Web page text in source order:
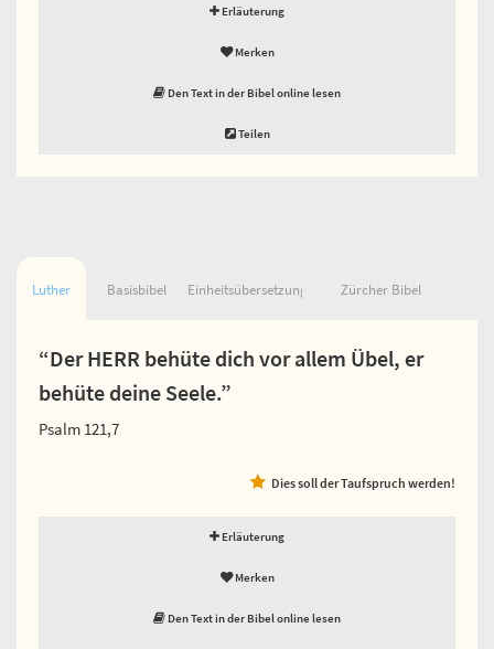
Erläuterung
Merken
Den Text in der Bibel online lesen
Teilen
Luther Basisbibel Einheitsübersetzung Zürcher Bibel
“Der HERR behüte dich vor allem Übel, er
behüte deine Seele.”
Psalm 121,7
Dies soll der Taufspruch werden!
Erläuterung
Merken
Den Text in der Bibel online lesen